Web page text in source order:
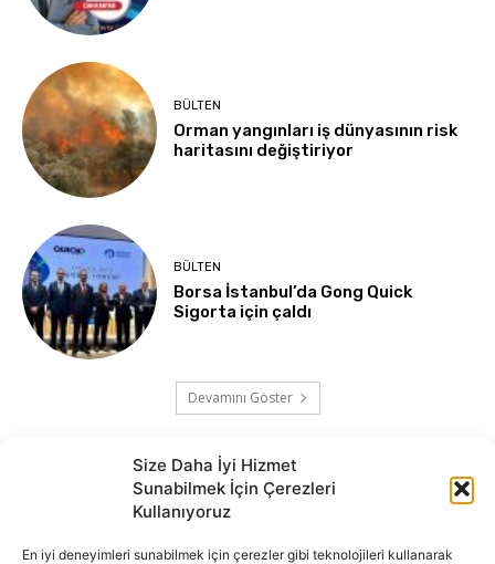
Size Daha İyi Hizmet
Sunabilmek İçin Çerezleri
Kullanıyoruz
En iyi deneyimleri sunabilmek için çerezler gibi teknolojileri kullanarak
BÜLTEN
Orman yangınları iş dünyasının risk
haritasını değiştiriyor
BÜLTEN
Borsa İstanbul’da Gong Quick
Sigorta için çaldı
Devamını Göster